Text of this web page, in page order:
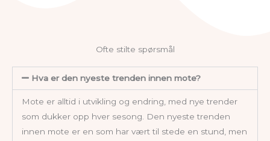
Ofte stilte spørsmål
Hva er den nyeste trenden innen mote?
Mote er alltid i utvikling og endring, med nye trender
som dukker opp hver sesong. Den nyeste trenden
innen mote er en som har vært til stede en stund, men